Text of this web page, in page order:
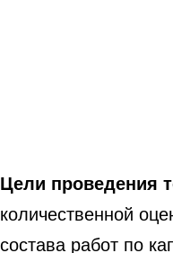
Цели проведения
количественной
состава работ по